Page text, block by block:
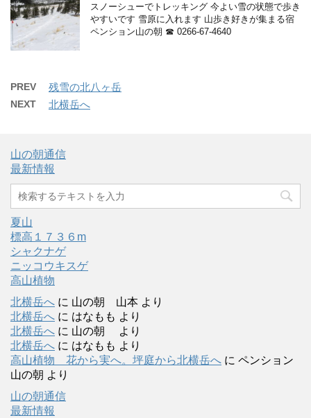
スノーシューでトレッキング 今よい雪の状態で歩き
やすいです 雪原に入れます 山歩き好きが集まる宿
ペンション山の朝 ☎ 0266-67-4640
PREV 残雪の北八ヶ岳
NEXT 北横岳へ
山の朝通信
最新情報
夏山
標高１７３６m
シャクナゲ
ニッコウキスゲ
高山植物
北横岳へ に 山の朝 山本 より
北横岳へ に はなもも より
北横岳へ に 山の朝
より
北横岳へ に はなもも より
高山植物 花から実へ。坪庭から北横岳へ に ペンション
山の朝 より
山の朝通信
最新情報